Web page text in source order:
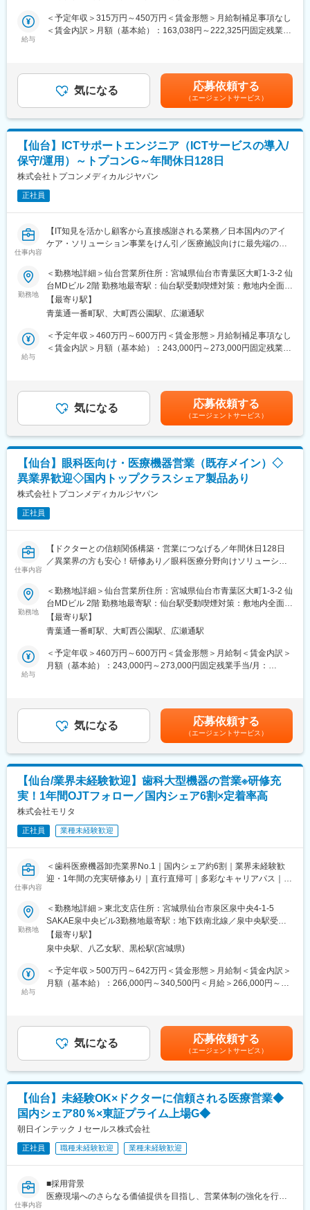
■低侵襲医療の魅力：
患者様の手術・検査に伴う痛みや出血などを可能な限り少なくす
■テスコ社について：
1973年の設立以降、 医療機器商社として成長してきた同社。
2013年には株式会社ウイン・インターナショナルと経営統合し、
持株会社ウイン・パートナーズ株式会社（現東証プライム上場企
業）の子会社に移行。以来、東北地域の医療へ大きく貢献し続け
ております。
★ウイン・パートナーズについて：https://www.win-
partners.co.jp/video/recruit2026.mp4
・各機器の入れ替え計画
・研究機器回りで直近で不足しているもの等
■商材：
・提案内容：材料・試薬・機器のご提案や装置のアフターメンテ
ナンス。新規研究室・試験室の立ち上げ等、研究・試験に関わる
■顧客：
・科学研究・科学分析に携わる大学及び研究室、試験研究機関、
一部医療機関、民間企業等
■入社後の流れ：
・入社時の導入研修に加え、3か月～最大1年程度は先輩に同行し
OJTで営業先、納品先、商材を覚えていただきます（期間はご経
験によって変動がございます）。その間は営業目標がつかない育
成期間となりますので、仕事を覚えることに集中できます。
◎メーカー営業との同行や勉強会等もありますので、製品につい
ー営業の方にもフォロー頂けます。
■立ち上げ背景：
・株式会社シバタインテックのライフサイエンス部門が独立し、
大に伴い、独立した権限を持ち、中長期の成長戦略から独立して
います。もとは一つの部門でしたので、条件面や関わり方は親会
・マネジメントコース、営業プロフェッショナルコースをご用意
しております。
■親会社の特徴：
・親会社であるシバタインテックは、医療福祉・科学機器の総合
商社として1931年に仙台で創業し、宮城・山形・福島の医療を支
えてきた会社です。
・安定性：医療業界は私たちの生活に無くてはならない非常に社
会的意義の高い業界で、コロナ禍においても安定した業績を残し
変更の範囲：会社の定める業務
給与
＜予定年収＞315万円～450万円＜賃金形態＞月給制補足事項なし
＜賃金内訳＞月額（基本給）：163,038円～222,325円固定残業手
＞※予定年収はあくまでも目安の金額であり、選考を通じて上下す
る可能性があります。■昇給：年1回■賞与：年2回賃金はあくまで
も目安の金額であり、選考を通じて上下する可能性があります。
月給(月額)は固定手当を含めた表記です。
気になる 応募依頼する
（エージェントサービス）
【仙台】ICTサポートエンジニア（ICTサービスの導入/
保守/運用）～トプコンG～年間休日128日
株式会社トプコンメディカルジヤパン
正社員
仕事内容
【IT知見を活かし顧客から直接感謝される業務／日本国内のアイ
ケア・ソリューション事業をけん引／医療施設向けに最先端の医
■業務内容：
今回は、眼科向けクラウドサービス等の導入／保守運用業務をお
任せできる方を募集します。※業界知識は入社後からでもキャッチ
アップいただけます。先輩社員／営業担当／コールセンターにい
つでも相談可能です。
・当社ICT製品（クラウド型電子カルテ、その他）の受注先（病
・眼科向け新規ICTサービス（クラウド型電子カルテ等）の社内ト
レーニング
導入：営業担当者と共に製品についてのご説明と導入に向けた打
合せを行い、導入時にはご訪問し機器接続・設定作業を行いま
す。※自部門だけでなく各部署と連携を取りながら業務を行ってい
ます。
保守/運用：製品をご利用頂いてるお客様へ3か月に一度の定期訪
問・メンテナンス作業を行います。※お客様からのお問合せにはコ
ールセンターが一次対応を行います。
■働く環境：
担当エリア範囲は青森、秋田、山形、岩手、宮城、福島となりま
す。
顧客の都合によっては休日出勤が発生する場合がありますが、そ
の際は振替休日を取得いただきます。また、訪問先によっては直
■入社時研修：
■同社の特徴：
・眼科医療機器のハードウェアメーカーとして確固たる位置を築
いているため、眼科医と深い関係を築いており、深く入り込める
環境があります。当社の電子カルテは、機器とのデータ連携も可
能という点が眼科医から支持されています。
変更の範囲：会社の定める業務
勤務地
＜勤務地詳細＞仙台営業所住所：宮城県仙台市青葉区大町1-3-2 仙
台MDビル 2階 勤務地最寄駅：仙台駅受動喫煙対策：敷地内全面禁
煙変更の範囲：会社の定める事業所
【最寄り駅】
青葉通一番町駅、大町西公園駅、広瀬通駅
給与
＜予定年収＞460万円～600万円＜賃金形態＞月給制補足事項なし
＜賃金内訳＞月額（基本給）：243,000円～273,000円固定残業手
＞※年収は、経験・スキル・前職給与を考慮のうえ決定します。■
昇給：年1回■賞与：年2回（7月・12月）賃金はあくまでも目安の
金額であり、選考を通じて上下する可能性があります。月給(月額)
は固定手当を含めた表記です。
気になる 応募依頼する
（エージェントサービス）
【仙台】眼科医向け・医療機器営業（既存メイン）◇
異業界歓迎◇国内トップクラスシェア製品あり
株式会社トプコンメディカルジヤパン
正社員
仕事内容
【ドクターとの信頼関係構築・営業につなげる／年間休日128日
／異業界の方も安心！研修あり／眼科医療分野向けソリューショ
■業務内容：
トプコン社が開発する眼科医向けの医療機器や情報を繋ぐシステ
ム導入の提案営業です。眼科(総合病院や個人病院など)医のニーズ
に合わせ、最適な機器とシステムを提案していただきます。 ※既
存顧客メインです。
ォローも担当。既存顧客との関係構築が大切な営業です。
いただき、その後採用地の営業所でOJT形式で勤務いただきま
す。
※本人の経験により研修期間が変更する場合があります
OJTの体制も万全で、独り立ちできるまで約半年のイメージで
す。
【商品：国内外でトップシェアを誇る3次元眼底像撮影装置、眼底
カメラ、手術用顕微鏡など】
＜担当エリア＞
す。
※社用車有（運転発生します）
■仕事のやりがい・魅力
になります。
・付加価値の高い新しい技術に触れる機会も多くあるため、自信
■同社の特徴：
・トプコングループが提供する眼科医向けビジネスの総称を「ア
イケアビジネス」といいます。同社はその中で、アイケア製品の
国内販売会社として、眼科医療施設を対象に検査機器や治療器、
電子ファイリングシステム等を販売しています。
・眼科検診で使用頻度の高い眼圧計や眼底カメラでは国内トップ
クラスのシェアを誇ります。
・情報化社会の進展や高齢化の進展に伴い、視力の低下や眼病を
込まれる分野です。
勤務地
＜勤務地詳細＞仙台営業所住所：宮城県仙台市青葉区大町1-3-2 仙
台MDビル 2階 勤務地最寄駅：仙台駅受動喫煙対策：敷地内全面禁
煙変更の範囲：会社の定める事業所
【最寄り駅】
青葉通一番町駅、大町西公園駅、広瀬通駅
給与
＜予定年収＞460万円～600万円＜賃金形態＞月給制＜賃金内訳＞
月額（基本給）：243,000円～273,000円固定残業手当/月：
は目安の金額となり、経験・スキルを考慮し決定いたします。■昇
給：年1回■賞与：年2回（7月・12月）賃金はあくまでも目安の金
額であり、選考を通じて上下する可能性があります。月給(月額)は
固定手当を含めた表記です。
気になる 応募依頼する
（エージェントサービス）
【仙台/業界未経験歓迎】歯科大型機器の営業※研修充
実！1年間OJTフォロー／国内シェア6割×定着率高
株式会社モリタ
正社員 業種未経験歓迎
仕事内容
＜歯科医療機器卸売業界No.1｜国内シェア約6割｜業界未経験歓
迎・1年間の充実研修あり｜直行直帰可｜多彩なキャリアパス｜年
【仕事内容】
東北地区のディーラーを担当し、歯科医院への大型機器（チェア
ーユニット等）の入替提案や、新規開業のサポートを行う営業職
です。
単なる機器販売ではなく、歯科医師のパートナーとして信頼関係
を構築し、開業地の選定や資金計画、内装設計など、多くの関係
者と連携しながら医院づくりを支援します。お客様と長期的な関
【業務の特徴・魅力】
ドクターが診療に専念できる環境づくりや医院経営のサポートを
通じて、地域医療と国民の健康に貢献できる仕事です。開業支援
【支店構成】
男性12名／女性7名
【入社後のフォロー体制】
入社後は1年間OJTトレーナーが伴走。営業同行からスタートし、
ロールプレイングや逆同行を通じて実践的に学びます。
商材知識・営業手法・業界理解を段階的に習得し、1年目を目安に
担当ディーラーを受け持ちます。業界未経験で入社した社員も多
数活躍しており、安心して成長できる環境です。
勤務地
＜勤務地詳細＞東北支店住所：宮城県仙台市泉区泉中央4-1-5
SAKAE泉中央ビル3勤務地最寄駅：地下鉄南北線／泉中央駅受動
喫煙対策：屋内全面禁煙変更の範囲：会社の定める事業所
【最寄り駅】
泉中央駅、八乙女駅、黒松駅(宮城県)
給与
＜予定年収＞500万円～642万円＜賃金形態＞月給制＜賃金内訳＞
月額（基本給）：266,000円～340,500円＜月給＞266,000円～
万円／経験10年/リーダー860万円／経験20年/グループマネージャ
ー1160万円／経験30年/部長賃金はあくまでも目安の金額であ
り、選考を通じて上下する可能性があります。月給(月額)は固定手
当を含めた表記です。
気になる 応募依頼する
（エージェントサービス）
【仙台】未経験OK×ドクターに信頼される医療営業◆
国内シェア80％×東証プライム上場G◆
朝日インテックＪセールス株式会社
正社員 職種未経験歓迎 業種未経験歓迎
仕事内容
■採用背景
医療現場へのさらなる価値提供を目指し、営業体制の強化を行い